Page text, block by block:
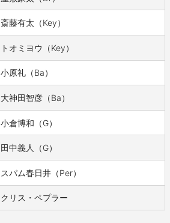
斎藤有太（Key）
トオミヨウ（Key）
小原礼（Ba）
大神田智彦（Ba）
小倉博和（G）
田中義人（G）
スパム春日井（Per）
クリス・ペプラー